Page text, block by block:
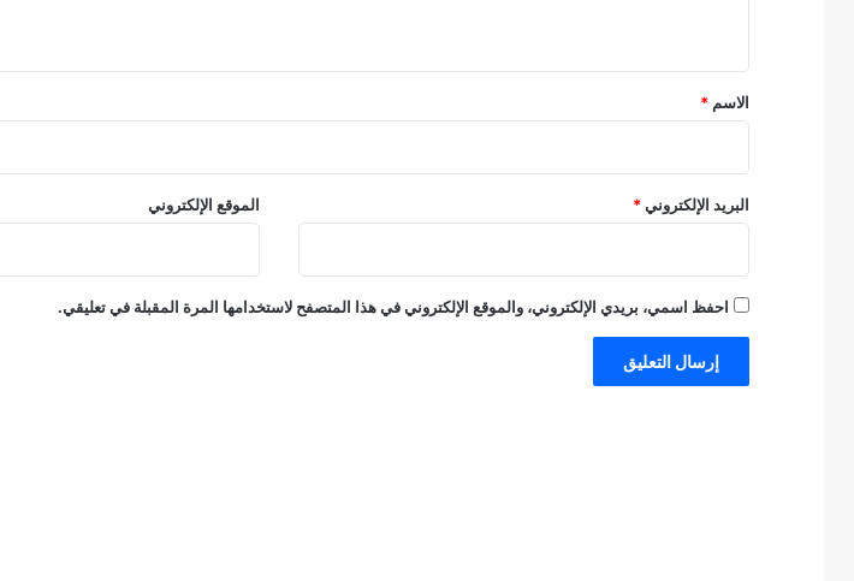
*
الاسم *
البريد الإلكتروني* الموقع الإلكتروني
احفظ اسمي، بريدي الإلكتروني، والموقع الإلكتروني في هذا المتصفح لاستخدامها المرة المقبلة في تعليقي.